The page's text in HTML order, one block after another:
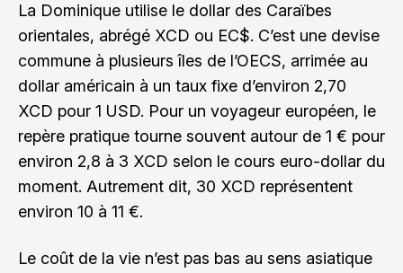
La Dominique utilise le dollar des Caraïbes
orientales, abrégé XCD ou EC$. C’est une devise
commune à plusieurs îles de l’OECS, arrimée au
dollar américain à un taux fixe d’environ 2,70
XCD pour 1 USD. Pour un voyageur européen, le
repère pratique tourne souvent autour de 1 € pour
environ 2,8 à 3 XCD selon le cours euro-dollar du
moment. Autrement dit, 30 XCD représentent
environ 10 à 11 €.
Le coût de la vie n’est pas bas au sens asiatique